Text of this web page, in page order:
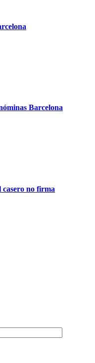
Barcelona
casero no firma